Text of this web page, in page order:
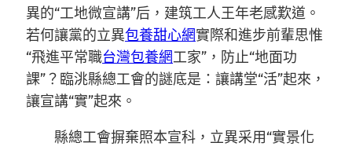
異的“工地微宣講”后，建筑工人王年老感歎道。
若何讓黨的立異包養甜心網實際和進步前輩思惟
“飛進平常職台灣包養網工家”，防止“地面功
課”？臨洮縣總工會的謎底是：讓講堂“活”起來，
讓宣講“實”起來。
縣總工會摒棄照本宣科，立異采用“實景化